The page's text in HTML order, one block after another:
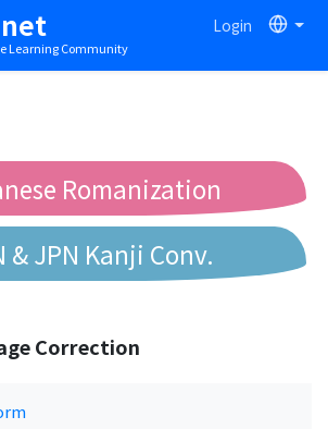
Learning Community
Login
Romanization
& JPN Kanji Conv.
Correction